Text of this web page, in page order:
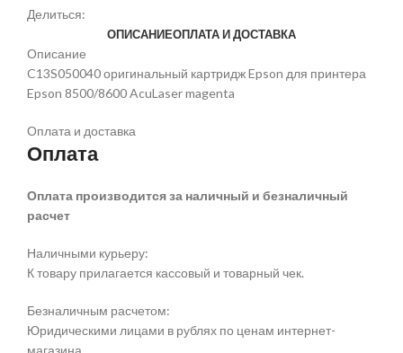
Делиться:
ОПИСАНИЕОПЛАТА И ДОСТАВКА
Описание
C13S050040 оригинальный картридж Epson для принтера
Epson 8500/8600 AcuLaser magenta
Оплата и доставка
Оплата
Оплата производится за наличный и безналичный
расчет
Наличными курьеру:
К товару прилагается кассовый и товарный чек.
Безналичным расчетом:
Юридическими лицами в рублях по ценам интернет-